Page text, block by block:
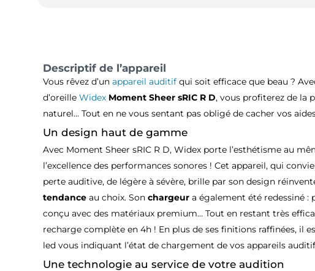
Descriptif de l’appareil
Vous rêvez d’un appareil auditif qui soit efficace que beau ?
d’oreille Widex Moment Sheer sRIC R D, vous profiterez de la
naturel… Tout en ne vous sentant pas obligé de cacher vos
Un design haut de gamme
Avec Moment Sheer sRIC R D, Widex porte l’esthétisme au
l’excellence des performances sonores ! Cet appareil, qui
perte auditive, de légère à sévère, brille par son design
tendance au choix. Son chargeur a également été redessiné :
conçu avec des matériaux premium… Tout en restant très
recharge complète en 4h ! En plus de ses finitions raffinées, il
led vous indiquant l’état de chargement de vos appareils
Une technologie au service de votre audition